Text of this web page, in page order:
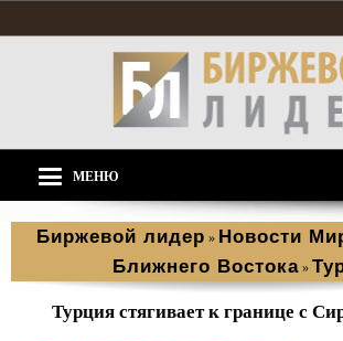
МЕНЮ
Биржевой лидер » Новости
Ближнего Востока »
Турция стягивает к границе с